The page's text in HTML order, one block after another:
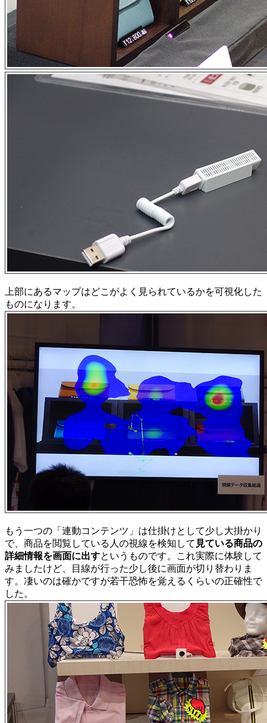
上部にあるマップはどこがよく見られているかを可視化した
ものになります。
もう一つの「連動コンテンツ」は仕掛けとして少し大掛かり
で、商品を閲覧している人の視線を検知して 見ている商品の
詳細情報を画面に出すというものです。これ実際に体験して
みましたけど、目線が行った少し後に画面が切り替わりま
す。凄いのは確かですが若干恐怖を覚えるくらいの正確性で
した。